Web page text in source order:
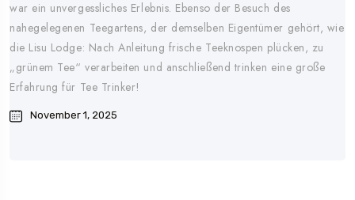
war ein unvergessliches Erlebnis. Ebenso der Besuch des
nahegelegenen Teegartens, der demselben Eigentümer gehört, wie
die Lisu Lodge: Nach Anleitung frische Teeknospen plücken, zu
„grünem Tee“ verarbeiten und anschließend trinken eine große
Erfahrung für Tee Trinker!
November 1, 2025